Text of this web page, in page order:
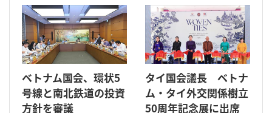
ベトナム国会、環状5
号線と南北鉄道の投資
方針を審議
タイ国会議長 ベトナ
ム・タイ外交関係樹立
50周年記念展に出席